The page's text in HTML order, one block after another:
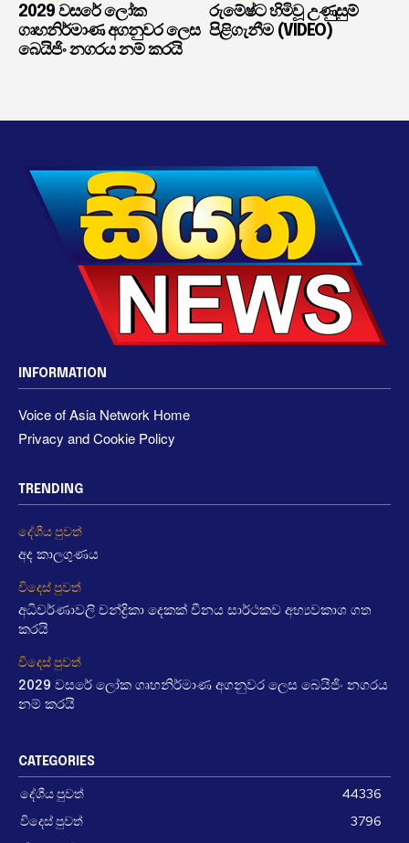
2029 වසරේ ලෝක
ගෘහනිර්මාණ අගනුවර ලෙස
බෙයිජිං නගරය නම් කරයි
රුමේෂ්ට හිමිවූ උණුසුම්
පිළිගැනීම (VIDEO)
INFORMATION
Voice of Asia Network Home
Privacy and Cookie Policy
TRENDING
දේශීය පුවත්
අද කාලගුණය
විදෙස් පුවත්
අධිවර්ණාවලි චන්ද්‍රිකා දෙකක් චීනය සාර්ථකව අභ්‍යවකාශ ගත
කරයි
විදෙස් පුවත්
2029 වසරේ ලෝක ගෘහනිර්මාණ අගනුවර ලෙස බෙයිජිං නගරය
නම් කරයි
CATEGORIES
දේශීය පුවත්
44336
විදෙස් පුවත්
3796